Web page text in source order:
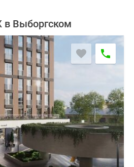
Выборгском